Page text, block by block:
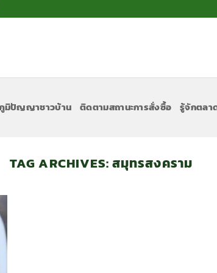
มิปัญญาชาวบ้าน ติดตามสถานะการสั่งซื้อ รู้จักตลา
TAG ARCHIVES:สมุทรสงคราม